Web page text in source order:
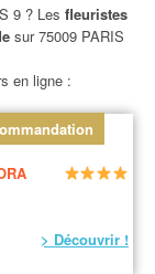
9 ? Les fleuristes
sur 75009 PARIS
en ligne :
> Découvrir !